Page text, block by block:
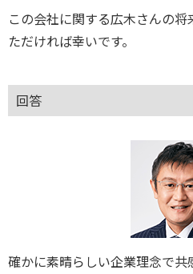
この会社に関する広木さんの
ただければ幸いです。
回答
確かに素晴らしい企業理念で